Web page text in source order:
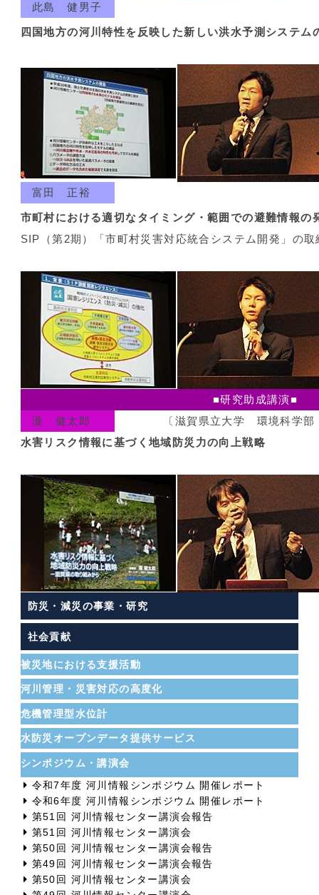
此島 健男子
四国地方の河川特性を反映した新しい洪水予測システム
富田 正裕
市町村における適切なタイミング・範囲での避難情報の
SIP（第2期）「市町村災害対応統合システム開発」の取
■研究助成講演■
瀧 健太郎
〔滋賀県立大学 環境科学
水害リスク情報に基づく地域防災力の向上戦略
防災・減災の事業・研究
社会貢献
被災地における支援活動
河川管理・災害対応の高度化
危機管理型水位計
水防災オープンデータ提供サービス
シンポジウム・講演会
令和7年度 河川情報シンポジウム 開催レポート
令和6年度 河川情報シンポジウム 開催レポート
第51回 河川情報センター講演会報告
第51回 河川情報センター講演会
第50回 河川情報センター講演会報告
第49回 河川情報センター講演会報告
第50回 河川情報センター講演会